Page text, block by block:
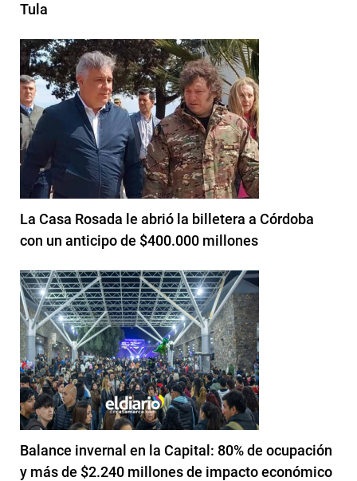
Tula
La Casa Rosada le abrió la billetera a Córdoba
con un anticipo de $400.000 millones
Balance invernal en la Capital: 80% de ocupación
y más de $2.240 millones de impacto económico